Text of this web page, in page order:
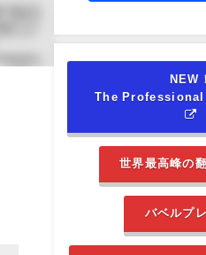
NEW！
The
世界最高峰の
バベルプ